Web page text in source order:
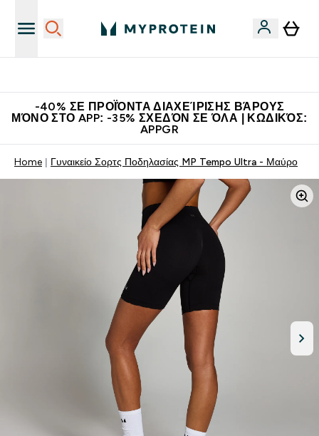
-40% ΣΕ ΠΡΟΪΌΝΤΑ ΔΙΑΧΕΊΡΙΣΗΣ ΒΆΡΟΥΣ
ΜΌΝΟ ΣΤΟ APP: -35% ΣΧΕΔΌΝ ΣΕ ΌΛΑ | ΚΩΔΙΚΌΣ:
APPGR
Home Γυναικείο Σορτς Ποδηλασίας MP Tempo Ultra - Μαύρο